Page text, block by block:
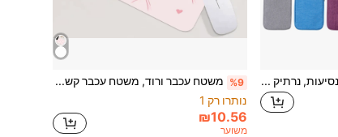
תיק מארגן אלקטרוניקה לנסיעות, נרתיק אחסון כבלים נייד, מתאים לאחסון אביזרים אלקטרוניים, כבלי נתונים, טלפונים, מטענים, כונני USB (שחור/אפור/כחול כהה/כחול טווס/אדום יין/סגול) %9
משטח עכבר ורוד, משטח עכבר קשת חמוד, משטח עכבר אלחוטי מרובע עם לב, משטח עכבר PU נגד החלקה, מתאים למחשב משרדי ולמחשב נייד, 26*21 ס"מ, מתנה לחג המולד/שנה חדשה (2026)
נותרו רק 1
₪10.56
משוער